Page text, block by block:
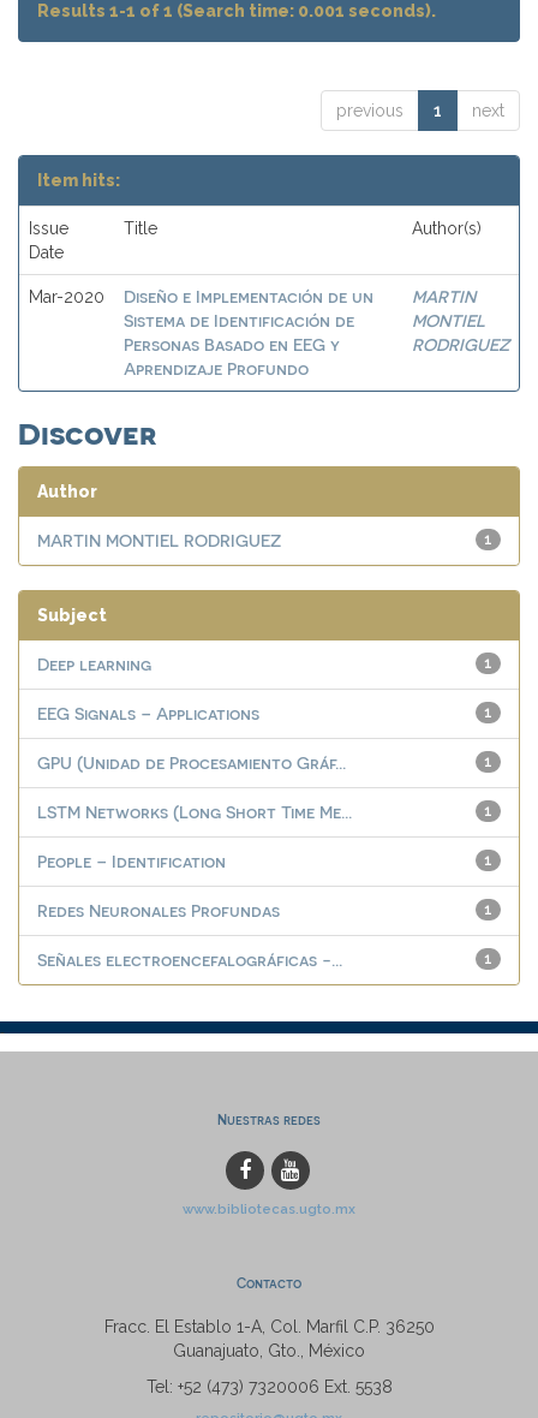
Results 1-1 of 1 (Search time: 0.001 seconds).
previous 1 next
Item hits:
Issue
Date
Title Author(s)
Mar-2020
Diseño e Implementación de un
Sistema de Identificación de
Personas Basado en EEG y
Aprendizaje Profundo
MARTIN
MONTIEL
RODRIGUEZ
Discover
Author
1
MARTIN MONTIEL RODRIGUEZ
Subject
1
Deep learning
1
EEG Signals – Applications
1
GPU (Unidad de Procesamiento Gráf...
1
LSTM Networks (Long Short Time Me...
1
People – Identification
1
Redes Neuronales Profundas
1
Señales electroencefalográficas -...
Nuestras redes
www.bibliotecas.ugto.mx
Contacto
Fracc. El Establo 1-A, Col. Marfil C.P. 36250
Guanajuato, Gto., México
Tel: +52 (473) 7320006 Ext. 5538